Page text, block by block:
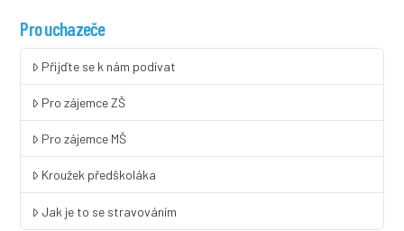
Pro uchazeče
Přijďte se k nám podívat
Pro zájemce ZŠ
Pro zájemce MŠ
Kroužek předškoláka
Jak je to se stravováním